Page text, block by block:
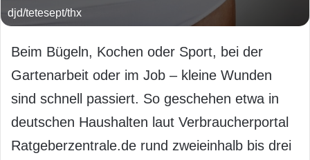
djd/tetesept/thx
Beim Bügeln, Kochen oder Sport, bei der
Gartenarbeit oder im Job – kleine Wunden
sind schnell passiert. So geschehen etwa in
deutschen Haushalten laut Verbraucherportal
Ratgeberzentrale.de rund zweieinhalb bis drei